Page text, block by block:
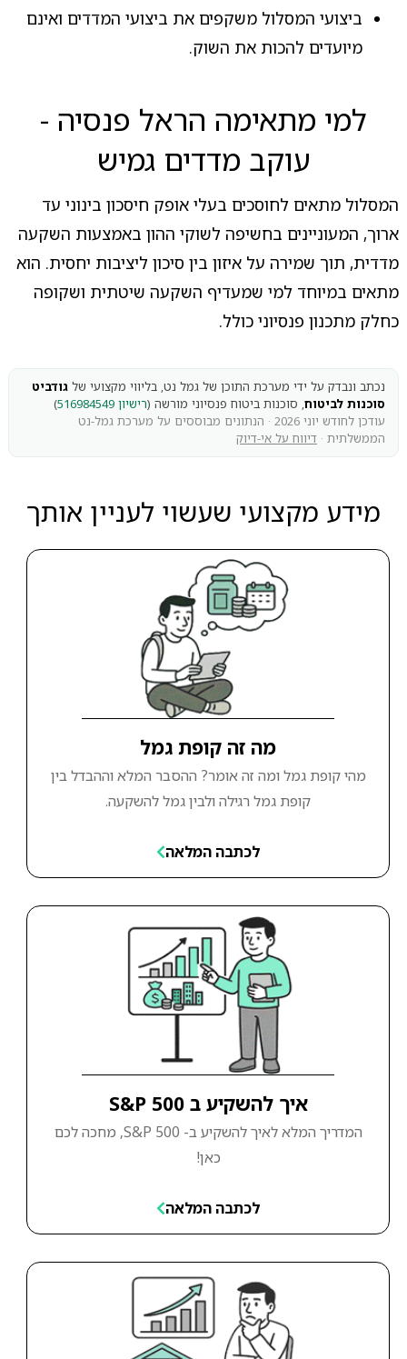
ביצועי המסלול משקפים את ביצועי המדדים ואינם
מיועדים להכות את השוק.
למי מתאימה הראל פנסיה -
עוקב מדדים גמיש
המסלול מתאים לחוסכים בעלי אופק חיסכון בינוני עד
ארוך, המעוניינים בחשיפה לשוקי ההון באמצעות השקעה
מדדית, תוך שמירה על איזון בין סיכון ליציבות יחסית. הוא
מתאים במיוחד למי שמעדיף השקעה שיטתית ושקופה
כחלק מתכנון פנסיוני כולל.
נכתב ונבדק על ידי מערכת התוכן של גמל נט, בליווי מקצועי של גודביט
סוכנות לביטוח, סוכנות ביטוח פנסיוני מורשה (רישיון 516984549
)
עודכן לחודש יוני 2026 · הנתונים מבוססים על מערכת גמל-נט
הממשלתית · דיווח על אי-דיוק
מידע מקצועי שעשוי לעניין אותך
מה זה קופת גמל
מהי קופת גמל ומה זה אומר? ההסבר המלא וההבדל בין
קופת גמל רגילה ולבין גמל להשקעה.
לכתבה המלאה
איך להשקיע ב S&P 500
המדריך המלא לאיך להשקיע ב- S&P 500, מחכה לכם
כאן!
לכתבה המלאה